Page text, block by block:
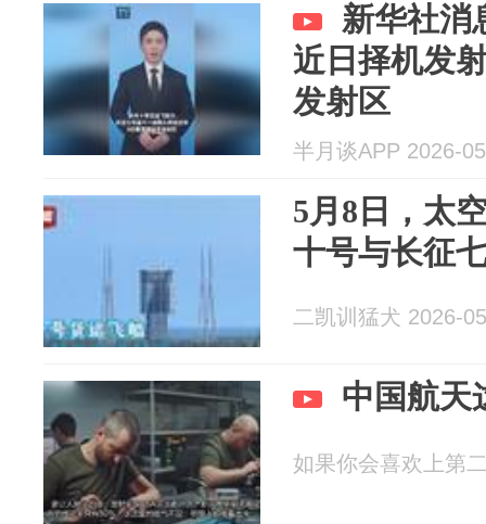
新华社消
近日择机发
发射区
半月谈APP 2026-
5月8日，太
十号与长征
二凯训猛犬 2026-
中国航天
如果你会喜欢上第